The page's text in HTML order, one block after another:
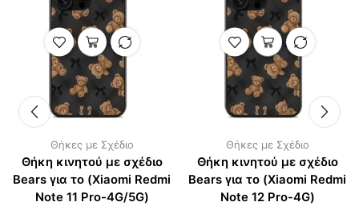
Θήκες με Σχέδιο
Θήκη κινητού με σχέδιο
Bears για το (Xiaomi Redmi
Note 11 Pro-4G/5G)
Θήκες με Σχέδιο
Θήκη κινητού με σχέδιο
Bears για το (Xiaomi Redmi
Note 12 Pro-4G)